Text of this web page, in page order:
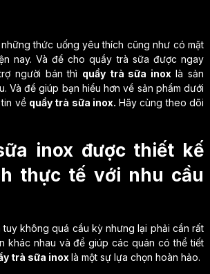
thức uống yêu thích cũng như có mặt
nay. Và để cho quầy trà sữa được ngay
người bán thì quầy trà sữa inoxlà sản
Và để giúp bạn hiểu hơn về sản phẩm dưới
về quầy trà sữa inox. Hãy cùng theo dõi
inox được thiết kế
thực tế với nhu cầu
không quá cầu kỳ nhưng lại phải cần rất
khác nhau và để giúp các quán có thể tiết
trà sữa inox là một sự lựa chọn hoàn hảo.